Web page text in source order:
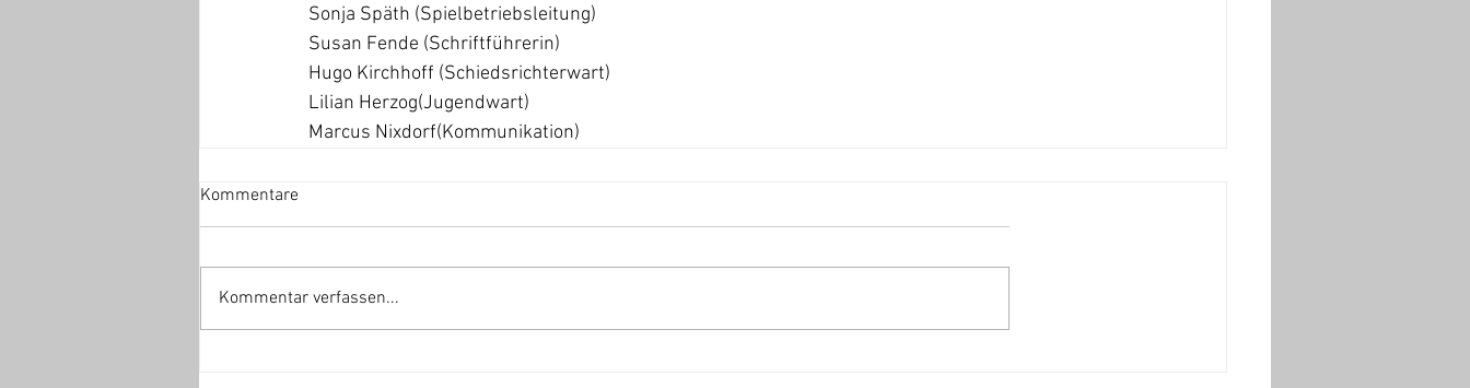
Sonja Späth (Spielbetriebsleitung)
Susan Fende (Schriftführerin)
Hugo Kirchhoff (Schiedsrichterwart)
Lilian Herzog(Jugendwart)
Marcus Nixdorf(Kommunikation)
Kommentare
Kommentar verfassen...